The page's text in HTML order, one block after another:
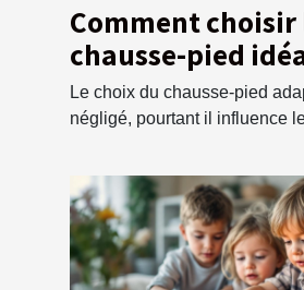
Comment choisir
chausse-pied
chaque type de
Le choix du chausse-pied
négligé, pourtant il influence